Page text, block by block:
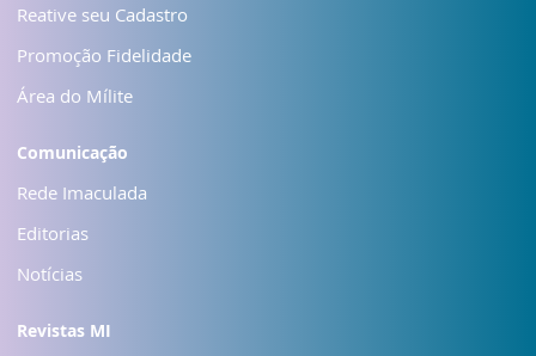
Reative seu Cadastro
Promoção Fidelidade
Área do Mílite
Comunicação
Rede Imaculada
Editorias
Notícias
Revistas MI